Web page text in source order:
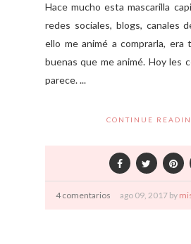
Hace mucho esta mascarilla
redes sociales, blogs, canales
ello me animé a comprarla, era
buenas que me animé. Hoy les
parece. ...
CONTINUE
4 comentarios ago 09, 2017 by